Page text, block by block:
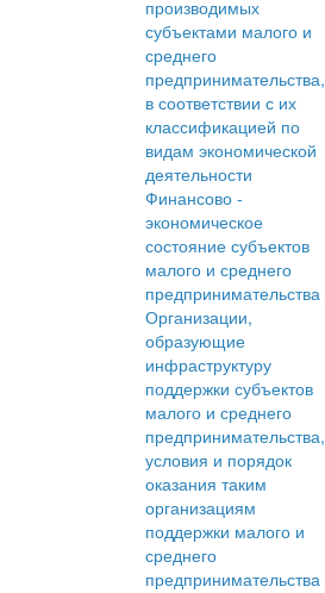
производимых
субъектами малого и
среднего
предпринимательства,
в соответствии с их
классификацией по
видам экономической
деятельности
Финансово -
экономическое
состояние субъектов
малого и среднего
предпринимательства
Организации,
образующие
инфраструктуру
поддержки субъектов
малого и среднего
предпринимательства,
условия и порядок
оказания таким
организациям
поддержки малого и
среднего
предпринимательства